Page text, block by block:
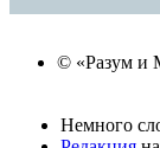
© «Разум и
Немного